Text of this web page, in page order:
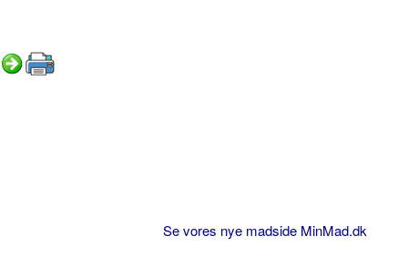
Se vores nye madside MinMad.dk